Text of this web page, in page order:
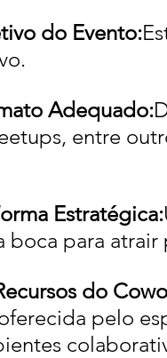
do Evento:
Adequado:
entre
Estratégica:
boca para
do
pelo